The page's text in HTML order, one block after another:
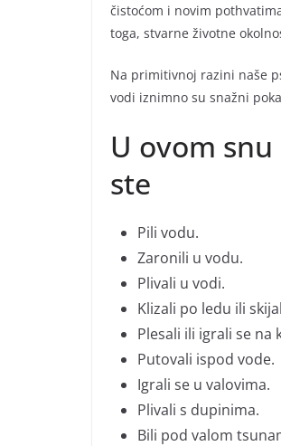
čistoćom i novim
toga, stvarne životne
Na primitivnoj razini naše
vodi iznimno su snažni
U ovom
ste
Pili vodu.
Zaronili u vodu.
Plivali u vodi.
Klizali po ledu ili
Plesali ili igrali se na
Putovali ispod vode.
Igrali se u valovima.
Plivali s dupinima.
Bili pod valom